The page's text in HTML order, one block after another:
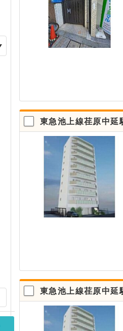
東急池上線荏原中延
東急池上線荏原中延